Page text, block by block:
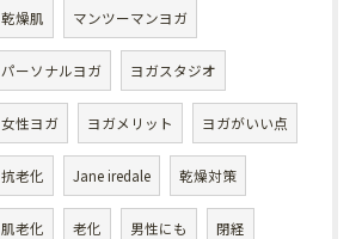
乾燥肌 マンツーマンヨガ
パーソナルヨガ ヨガスタジオ
女性ヨガ ヨガメリット ヨガがいい点
抗老化 Jane iredale 乾燥対策
肌老化 老化 男性にも 閉経